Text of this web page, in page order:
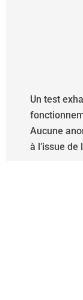
Un test
Aucune
à l’issue de